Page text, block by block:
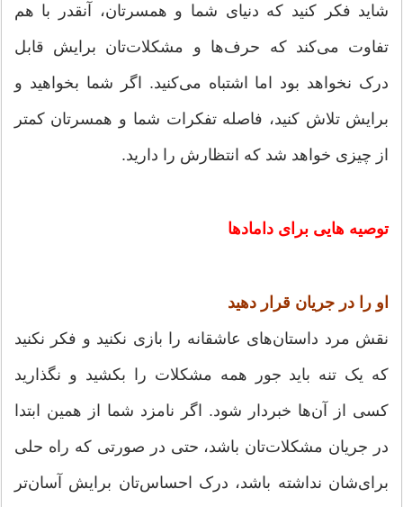
شاید فکر کنید که دنیای شما و همسرتان، آنقدر با هم
تفاوت می‌کند که حرف‌ها و مشکلات‌تان برایش قابل
درک نخواهد بود اما اشتباه می‌کنید. اگر شما بخواهید و
برایش تلاش کنید، فاصله تفکرات شما و همسرتان کمتر
از چیزی خواهد شد که انتظارش را دارید.
توصیه هایی برای دامادها
او را در جریان قرار دهید
نقش مرد داستان‌های عاشقانه را بازی نکنید و فکر نکنید
که یک تنه باید جور همه مشکلات را بکشید و نگذارید
کسی از آن‌ها خبردار شود. اگر نامزد شما از همین ابتدا
در جریان مشکلات‌تان باشد، حتی در صورتی که راه حلی
برای‌شان نداشته باشد، درک احساس‌تان برایش آسان‌تر